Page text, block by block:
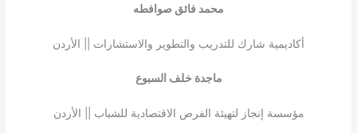
محمد فائق صوافطه
أكاديمية شارك للتدريب والتطوير والاستشارات || الأردن
ماجدة خلف السبوع
مؤسسة إنجاز لتهيئة الفرص الاقتصادية للشباب || الأردن